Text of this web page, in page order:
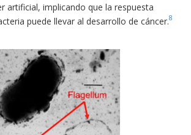
artificial, implicando que la respuesta
puede llevar al desarrollo de cáncer.8